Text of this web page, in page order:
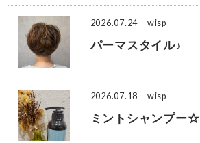
2026.07.24 ｜wisp
パーマスタイル♪
2026.07.18 ｜wisp
ミントシャンプー☆